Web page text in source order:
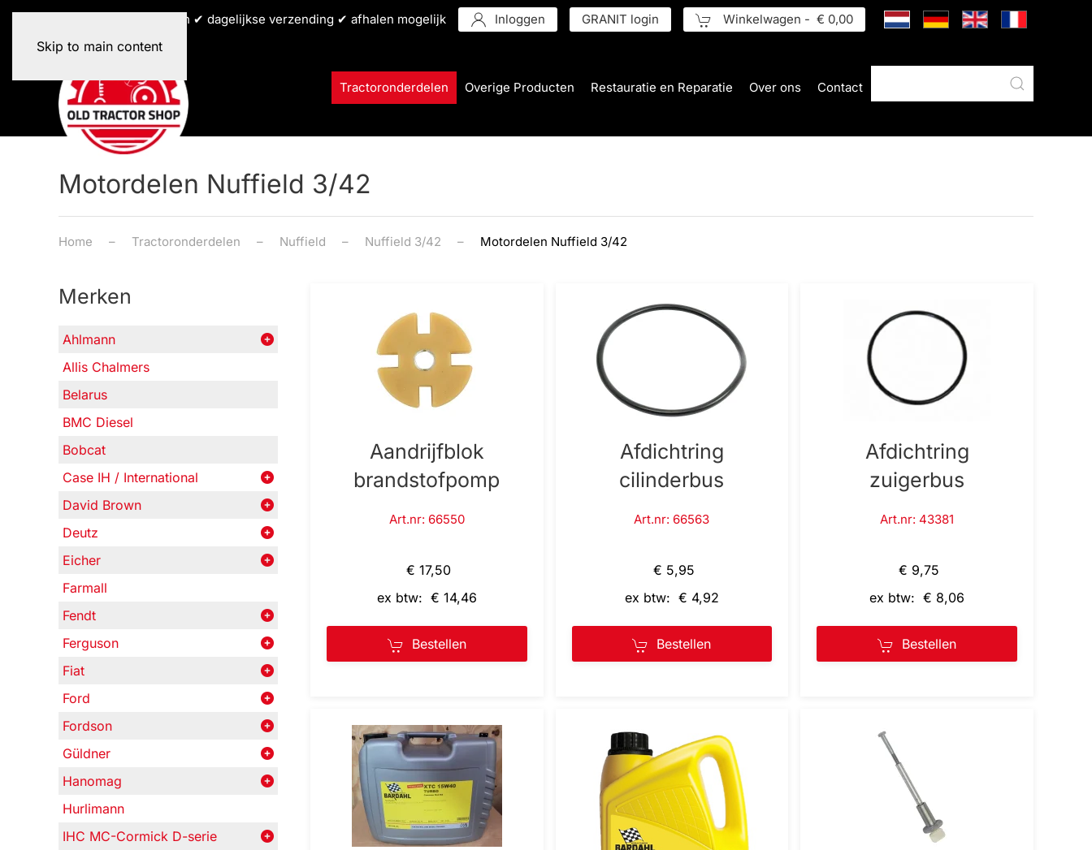
Skip to main content
✔ alle tractormerken ✔ dagelijkse verzending ✔ afhalen mogelijk Inloggen GRANIT login Winkelwagen - € 0,00
Tractoronderdelen Overige Producten Restauratie en Reparatie Over ons Contact
Motordelen Nuffield 3/42
Home Tractoronderdelen Nuffield Nuffield 3/42 Motordelen Nuffield 3/42
Merken
Ahlmann
Allis Chalmers
Belarus
BMC Diesel
Bobcat
Case IH / International
David Brown
Deutz
Eicher
Farmall
Fendt
Ferguson
Fiat
Ford
Fordson
Güldner
Hanomag
Hurlimann
IHC MC-Cormick D-serie
Aandrijfblok
brandstofpomp
Art.nr: 66550
€ 17,50
ex btw: € 14,46
Bestellen
Afdichtring
cilinderbus
Art.nr: 66563
€ 5,95
ex btw: € 4,92
Bestellen
Afdichtring
zuigerbus
Art.nr: 43381
€ 9,75
ex btw: € 8,06
Bestellen